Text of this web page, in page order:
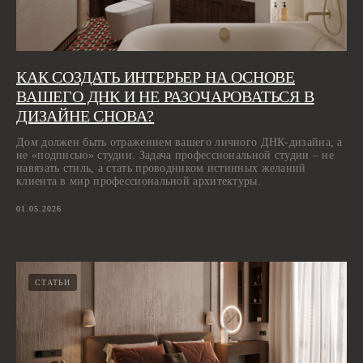
КАК СОЗДАТЬ ИНТЕРЬЕР НА ОСНОВЕ
ВАШЕГО ДНК И НЕ РАЗОЧАРОВАТЬСЯ В
ДИЗАЙНЕ СНОВА?
Дом должен быть отражением вашего личного ДНК-дизайна, а
не «подписью» студии. Задача профессиональной студии – не
навязать стиль, а стать проводником истинных желаний
клиента в мир профессиональной архитектуры.
01.05.2026
СТАТЬИ